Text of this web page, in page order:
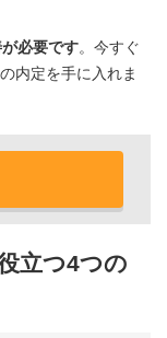
必要です。今すぐ
内定を手に入れま
立つ4つの